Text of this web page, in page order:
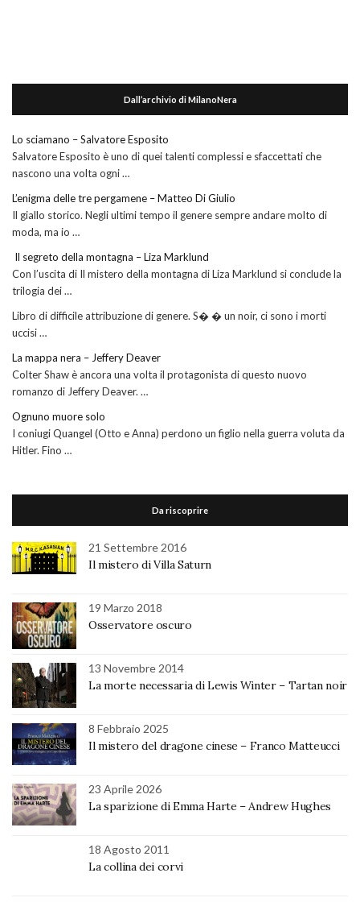
Dall’archivio di MilanoNera
Lo sciamano – Salvatore Esposito
Salvatore Esposito è uno di quei talenti complessi e sfaccettati che
nascono una volta ogni …
L’enigma delle tre pergamene – Matteo Di Giulio
Il giallo storico. Negli ultimi tempo il genere sempre andare molto di
moda, ma io …
Il segreto della montagna – Liza Marklund
Con l’uscita di Il mistero della montagna di Liza Marklund si conclude la
trilogia dei …
Libro di difficile attribuzione di genere. S� � un noir, ci sono i morti
uccisi …
La mappa nera – Jeffery Deaver
Colter Shaw è ancora una volta il protagonista di questo nuovo
romanzo di Jeffery Deaver. …
Ognuno muore solo
I coniugi Quangel (Otto e Anna) perdono un figlio nella guerra voluta da
Hitler. Fino …
Da riscoprire
21 Settembre 2016
Il mistero di Villa Saturn
19 Marzo 2018
Osservatore oscuro
13 Novembre 2014
La morte necessaria di Lewis Winter – Tartan noir
8 Febbraio 2025
Il mistero del dragone cinese – Franco Matteucci
23 Aprile 2026
La sparizione di Emma Harte – Andrew Hughes
18 Agosto 2011
La collina dei corvi